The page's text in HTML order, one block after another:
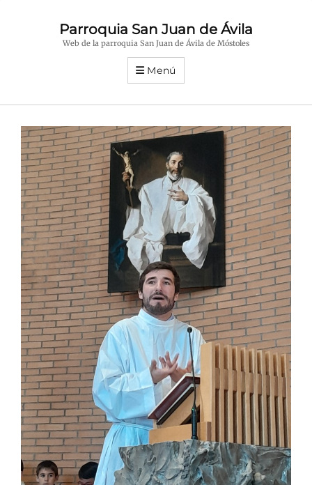
Parroquia San Juan de Ávila
Web de la parroquia San Juan de Ávila de Móstoles
Menú